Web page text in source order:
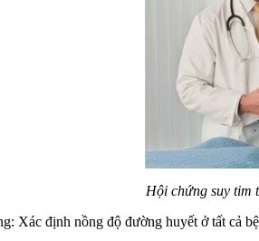
Hội chứng suy tim
Xác định nồng độ đường huyết ở tất cả